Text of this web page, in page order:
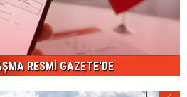
RESMİ GAZETE'DE